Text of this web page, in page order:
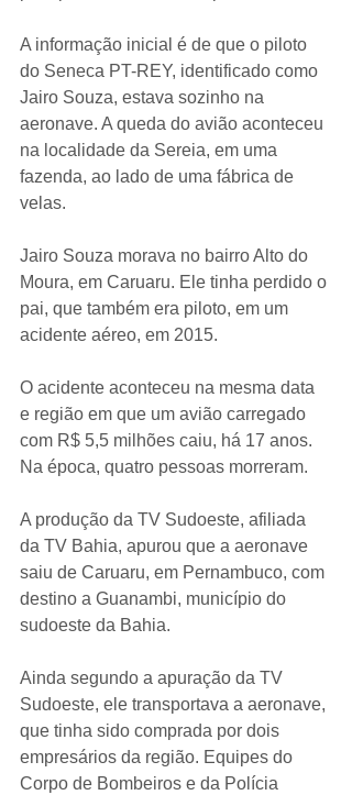
A informação inicial é de que o piloto
do Seneca PT-REY, identificado como
Jairo Souza, estava sozinho na
aeronave. A queda do avião aconteceu
na localidade da Sereia, em uma
fazenda, ao lado de uma fábrica de
velas.
Jairo Souza morava no bairro Alto do
Moura, em Caruaru. Ele tinha perdido o
pai, que também era piloto, em um
acidente aéreo, em 2015.
O acidente aconteceu na mesma data
e região em que um avião carregado
com R$ 5,5 milhões caiu, há 17 anos.
Na época, quatro pessoas morreram.
A produção da TV Sudoeste, afiliada
da TV Bahia, apurou que a aeronave
saiu de Caruaru, em Pernambuco, com
destino a Guanambi, município do
sudoeste da Bahia.
Ainda segundo a apuração da TV
Sudoeste, ele transportava a aeronave,
que tinha sido comprada por dois
empresários da região. Equipes do
Corpo de Bombeiros e da Polícia